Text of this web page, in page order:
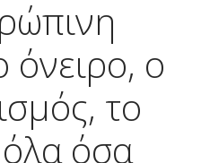
όνειρο, ο
το
όσα